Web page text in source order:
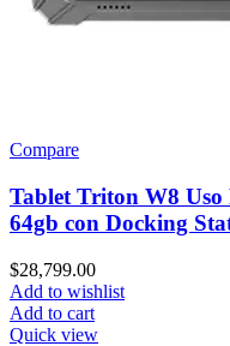
Compare
Tablet Triton W8
64gb con Docking
$28,799.00
Add to wishlist
Add to cart
Quick view